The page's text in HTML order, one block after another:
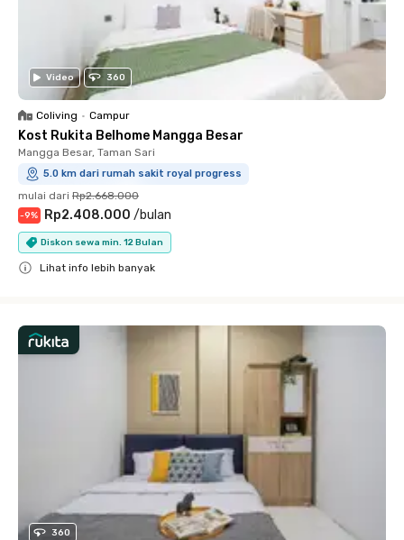
Video 360
Coliving • Campur
Kost Rukita Belhome Mangga Besar
Mangga Besar, Taman Sari
5.0 km dari rumah sakit royal progress
mulai dari Rp2.668.000
-9% Rp2.408.000 /bulan
Diskon sewa min. 12 Bulan
Lihat info lebih banyak
360